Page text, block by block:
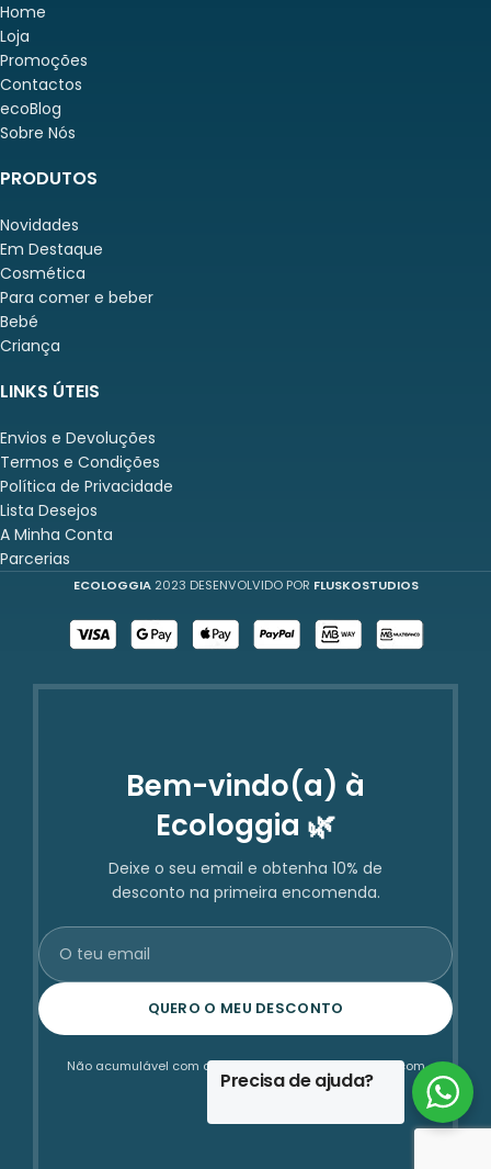
Home
Loja
Promoções
Contactos
ecoBlog
Sobre Nós
PRODUTOS
Novidades
Em Destaque
Cosmética
Para comer e beber
Bebé
Criança
LINKS ÚTEIS
Envios e Devoluções
Termos e Condições
Política de Privacidade
Lista Desejos
A Minha Conta
Parcerias
ECOLOGGIA 2023 DESENVOLVIDO POR FLUSKOSTUDIOS
Bem-vindo(a) à
Ecologgia 🌿
Deixe o seu email e obtenha 10% de
desconto na primeira encomenda.
QUERO O MEU DESCONTO
Não acumulável com outras promoções ou produtos com
desconto.
Precisa de ajuda?